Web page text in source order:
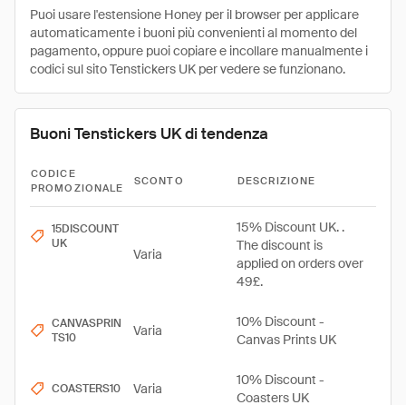
Puoi usare l'estensione Honey per il browser per applicare
automaticamente i buoni più convenienti al momento del
pagamento, oppure puoi copiare e incollare manualmente i
codici sul sito Tenstickers UK per vedere se funzionano.
Buoni Tenstickers UK di tendenza
CODICE
PROMOZIONALE
SCONTO DESCRIZIONE
15DISCOUNT
UK
Varia
15% Discount UK. .
The discount is
applied on orders over
49£.
CANVASPRIN
TS10
Varia
10% Discount -
Canvas Prints UK
COASTERS10 Varia
10% Discount -
Coasters UK